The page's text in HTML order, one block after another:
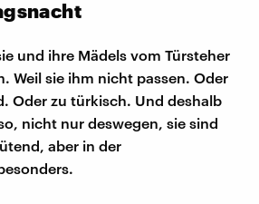
und ihre Mädels vom Türsteher
Weil sie ihm nicht passen. Oder
Oder zu türkisch. Und deshalb
nicht nur deswegen, sie sind
aber in der